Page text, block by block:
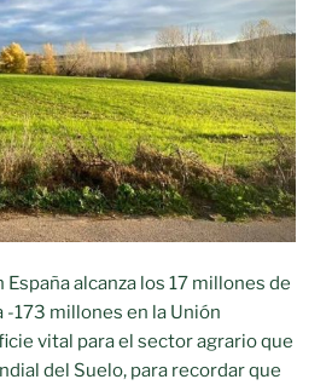
alcanza los 17 millones de
-173 millones en la Unión
vital para el sector agrario que
del Suelo, para recordar que